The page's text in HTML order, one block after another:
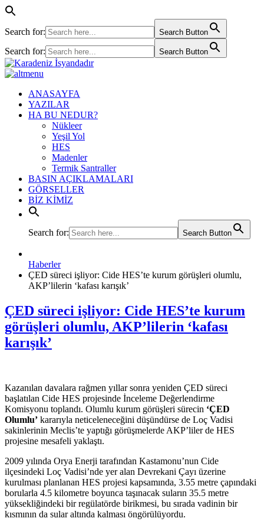
Search for: Search Button
Search for: Search Button
ANASAYFA
YAZILAR
HA BU NEDUR?
Nükleer
Yeşil Yol
HES
Madenler
Termik Santraller
BASIN AÇIKLAMALARI
GÖRSELLER
BİZ KİMİZ
Search for: Search Button
Haberler
ÇED süreci işliyor: Cide HES’te kurum görüşleri olumlu,
AKP’lilerin ‘kafası karışık’
ÇED süreci işliyor: Cide HES’te kurum
görüşleri olumlu, AKP’lilerin ‘kafası
karışık’
Kazanılan davalara rağmen yıllar sonra yeniden ÇED süreci
başlatılan Cide HES projesinde İnceleme Değerlendirme
Komisyonu toplandı. Olumlu kurum görüşleri sürecin ‘ÇED
Olumlu’ kararıyla neticeleneceğini düşündürse de Loç Vadisi
sakinlerinin Meclis’te yaptığı görüşmelerde AKP’liler de HES
projesine mesafeli yaklaştı.
2009 yılında Orya Enerji tarafından Kastamonu’nun Cide
ilçesindeki Loç Vadisi’nde yer alan Devrekani Çayı üzerine
kurulması planlanan HES projesi kapsamında, 3.55 metre çapındaki
borularla 4.5 kilometre boyunca taşınacak suların 35.5 metre
yüksekliğindeki bir regülatörde birikmesi, bu sırada vadinin bir
kısmının da sular altında kalması öngörülüyordu.